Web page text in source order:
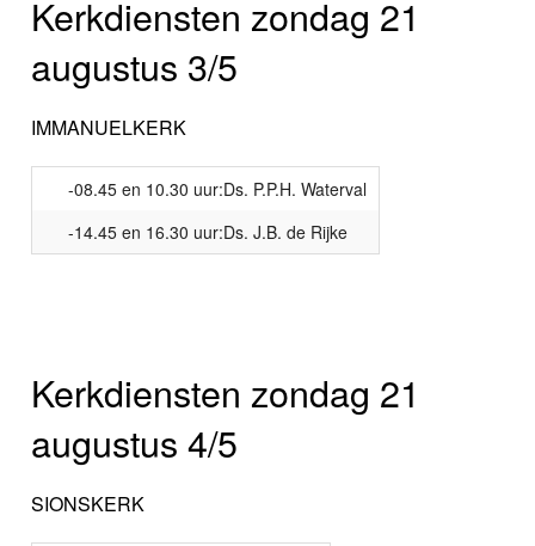
Kerkdiensten zondag 21
augustus 3/5
IMMANUELKERK
-08.45 en 10.30 uur:Ds. P.P.H. Waterval
-14.45 en 16.30 uur:Ds. J.B. de Rijke
Kerkdiensten zondag 21
augustus 4/5
SIONSKERK